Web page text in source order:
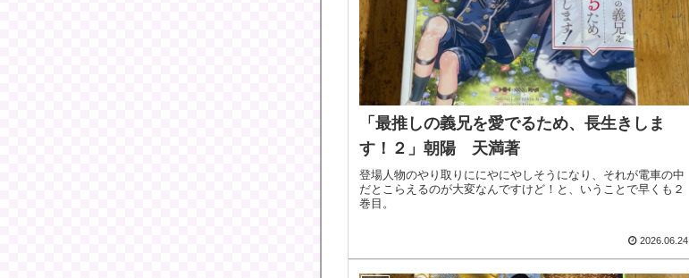
「最推しの義兄を愛でるため、長生きしま
す！２」朝陽 天満著
登場人物のやり取りににやにやしそうになり、それが電車の中
だとこらえるのが大変なんですけど！と、いうことで早くも２
巻目。
2026.06.24